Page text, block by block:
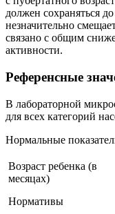
должен сохраняться
незначительно
связано с общим
активности.
Референсные
В лабораторной
для всех категорий
Нормальные
Возраст ребенка (в
месяцах)
Нормативы